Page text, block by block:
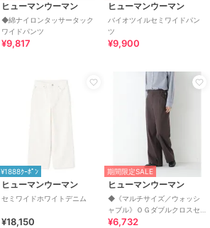
ヒューマンウーマン
◆綿ナイロンタッサータック
ワイドパンツ
¥9,817
ヒューマンウーマン
バイオツイルセミワイドパン
ツ
¥9,900
¥1888ｸｰﾎﾟﾝ
ヒューマンウーマン
セミワイドホワイトデニム
¥18,150
期間限定SALE
ヒューマンウーマン
◆《マルチサイズ／ウォッシ
ャブル》ＯＧダブルクロスセ
ミワイドパンツ
¥6,732